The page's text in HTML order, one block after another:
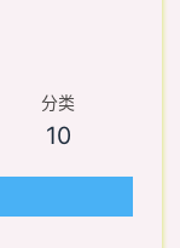
分类
10